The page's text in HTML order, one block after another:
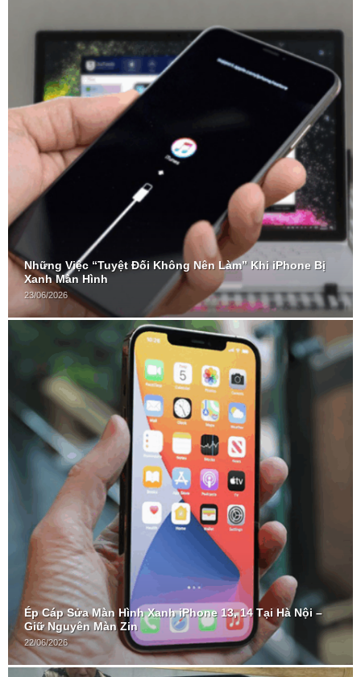
Những Việc “Tuyệt Đối Không Nên Làm” Khi iPhone Bị
Xanh Màn Hình
23/06/2026
Ép Cáp Sửa Màn Hình Xanh iPhone 13, 14 Tại Hà Nội –
Giữ Nguyên Màn Zin
22/06/2026